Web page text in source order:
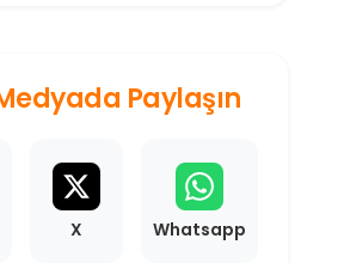
Paylaşın
X Whatsapp